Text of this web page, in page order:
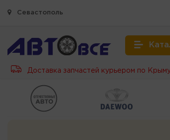
Севастополь
Доставка запчастей курьером по